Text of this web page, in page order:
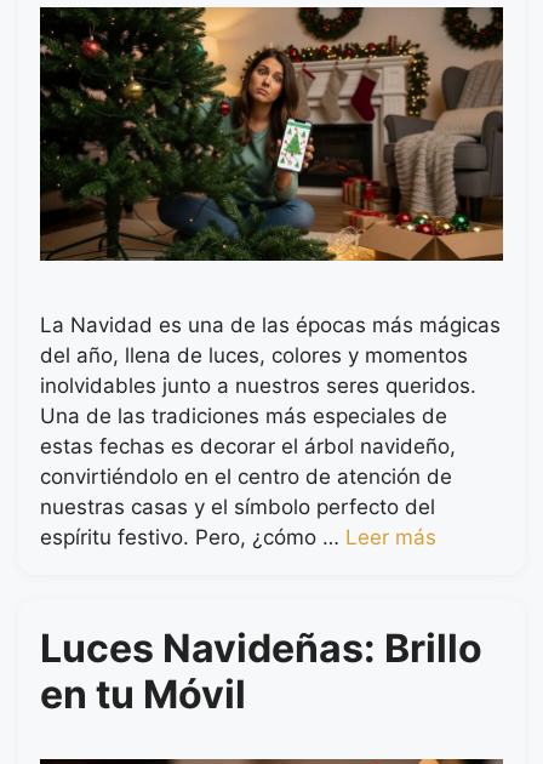
La Navidad es una de las épocas más mágicas
del año, llena de luces, colores y momentos
inolvidables junto a nuestros seres queridos.
Una de las tradiciones más especiales de
estas fechas es decorar el árbol navideño,
convirtiéndolo en el centro de atención de
nuestras casas y el símbolo perfecto del
espíritu festivo. Pero, ¿cómo … Leer más
Luces Navideñas: Brillo
en tu Móvil